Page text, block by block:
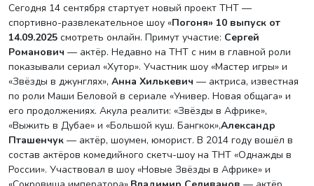
Сегодня 14 сентября стартует новый проект ТНТ —
спортивно-развлекательное шоу «Погоня» 10 выпуск от
14.09.2025 смотреть онлайн. Примут участие: Сергей
Романович — актёр. Недавно на ТНТ с ним в главной роли
показывали сериал «Хутор». Участник шоу «Мастер игры» и
«Звёзды в джунглях», Анна Хилькевич — актриса, известная
по роли Маши Беловой в сериале «Универ. Новая общага» и
его продолжениях. Акула реалити: «Звёзды в Африке»,
«Выжить в Дубае» и «Большой куш. Бангкок»,Александр
Пташенчук — актёр, шоумен, юморист. В 2014 году вошёл в
состав актёров комедийного скетч-шоу на ТНТ «Однажды в
России». Участвовал в шоу «Новые Звёзды в Африке» и